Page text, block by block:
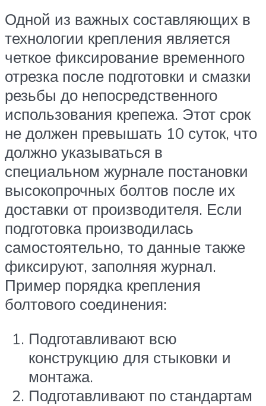
Одной из важных составляющих в
технологии крепления является
четкое фиксирование временного
отрезка после подготовки и смазки
резьбы до непосредственного
использования крепежа. Этот срок
не должен превышать 10 суток, что
должно указываться в
специальном журнале постановки
высокопрочных болтов после их
доставки от производителя. Если
подготовка производилась
самостоятельно, то данные также
фиксируют, заполняя журнал.
Пример порядка крепления
болтового соединения:
Подготавливают всю
конструкцию для стыковки и
монтажа.
Подготавливают по стандартам